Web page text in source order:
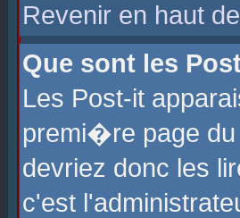
Revenir en haut
Que sont les
Les Post-it
premi�re page du
devriez donc les
c'est